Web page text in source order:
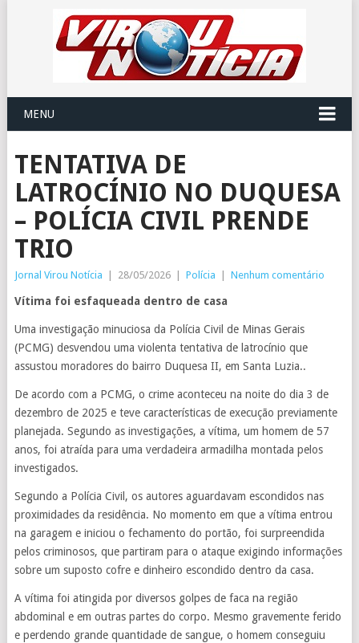
MENU
TENTATIVA DE
LATROCÍNIO NO DUQUESA
– POLÍCIA CIVIL PRENDE
TRIO
Jornal Virou Notícia 28/05/2026 Polícia Nenhum comentário
Vítima foi esfaqueada dentro de casa
Uma investigação minuciosa da Polícia Civil de Minas Gerais
(PCMG) desvendou uma violenta tentativa de latrocínio que
assustou moradores do bairro Duquesa II, em Santa Luzia..
De acordo com a PCMG, o crime aconteceu na noite do dia 3 de
dezembro de 2025 e teve características de execução previamente
planejada. Segundo as investigações, a vítima, um homem de 57
anos, foi atraída para uma verdadeira armadilha montada pelos
investigados.
Segundo a Polícia Civil, os autores aguardavam escondidos nas
proximidades da residência. No momento em que a vítima entrou
na garagem e iniciou o fechamento do portão, foi surpreendida
pelos criminosos, que partiram para o ataque exigindo informações
sobre um suposto cofre e dinheiro escondido dentro da casa.
A vítima foi atingida por diversos golpes de faca na região
abdominal e em outras partes do corpo. Mesmo gravemente ferido
e perdendo grande quantidade de sangue, o homem conseguiu